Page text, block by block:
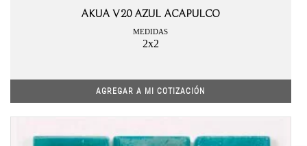
AKUA V20 AZUL ACAPULCO
MEDIDAS
2x2
AGREGAR A MI COTIZACIÓN